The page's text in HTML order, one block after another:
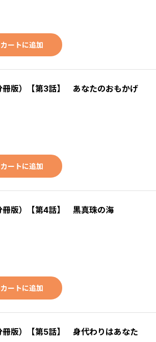
カートに追加
冊版）【第3話】 あなたのおもかげ
カートに追加
冊版）【第4話】 黒真珠の海
カートに追加
冊版）【第5話】 身代わりはあなた